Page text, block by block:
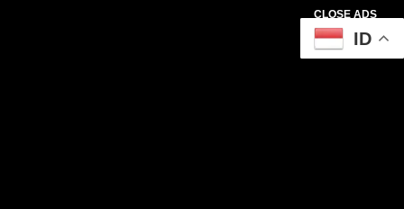
CLOSE ADS
ID